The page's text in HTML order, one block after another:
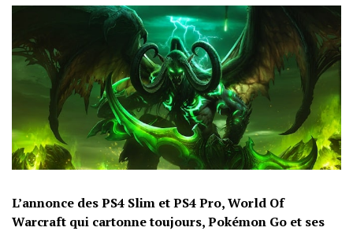
L’annonce des PS4 Slim et PS4 Pro, World Of
Warcraft qui cartonne toujours, Pokémon Go et ses